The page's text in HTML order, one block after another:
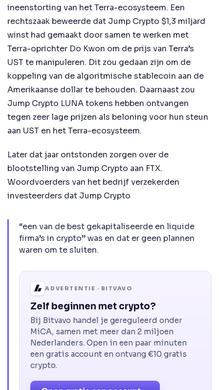
ineenstorting van het Terra-ecosysteem. Een
rechtszaak beweerde dat Jump Crypto $1,3 miljard
winst had gemaakt door samen te werken met
Terra-oprichter Do Kwon om de prijs van Terra’s
UST te manipuleren. Dit zou gedaan zijn om de
koppeling van de algoritmische stablecoin aan de
Amerikaanse dollar te behouden. Daarnaast zou
Jump Crypto LUNA tokens hebben ontvangen
tegen zeer lage prijzen als beloning voor hun steun
aan UST en het Terra-ecosysteem.
Later dat jaar ontstonden zorgen over de
blootstelling van Jump Crypto aan FTX.
Woordvoerders van het bedrijf verzekerden
investeerders dat Jump Crypto
“een van de best gekapitaliseerde en liquide
firma’s in crypto” was en dat er geen plannen
waren om te sluiten.
ADVERTENTIE · BITVAVO
Zelf beginnen met crypto?
Bij Bitvavo handel je gereguleerd onder
MiCA, samen met meer dan 2 miljoen
Nederlanders. Open in een paar minuten
een gratis account en ontvang €10 gratis
crypto.